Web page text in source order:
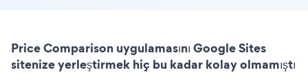
Price Comparison uygulamasını Google Sites
sitenize yerleştirmek hiç bu kadar kolay olmamıştı